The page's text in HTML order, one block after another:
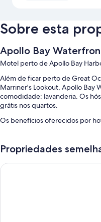
Sobre esta
Apollo Bay
Motel perto de Apollo Bay
Além de ficar perto de Great
Marriner's Lookout, Apollo Bay
comodidade: lavanderia. Os
grátis nos quartos.
Os benefícios oferecidos por
Check-out expresso, check-
Áreas para não fumantes,
Propriedades
Apollo Bay Motel and